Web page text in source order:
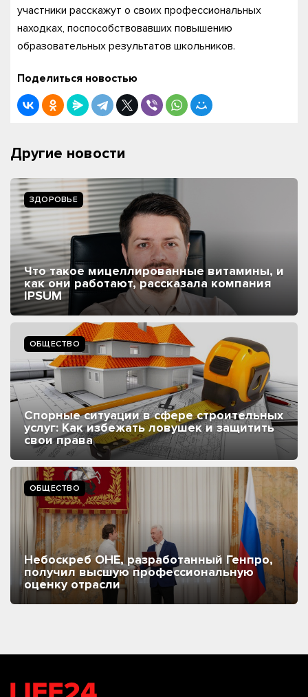
участники расскажут о своих профессиональных
находках, поспособствовавших повышению
образовательных результатов школьников.
Поделиться новостью
Другие новости
ЗДОРОВЬЕ
Что такое мицеллированные витамины, и
как они работают, рассказала компания
IPSUM
ОБЩЕСТВО
Спорные ситуации в сфере строительных
услуг: Как избежать ловушек и защитить
свои права
ОБЩЕСТВО
Небоскреб ОНЕ, разработанный Генпро,
получил высшую профессиональную
оценку отрасли